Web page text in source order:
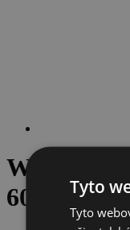
WRAP
60-1
Tyto
Tyto